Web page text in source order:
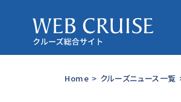
Home > クルーズニュース一覧